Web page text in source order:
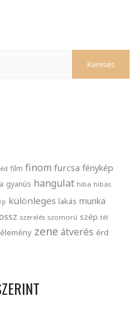
film finom furcsa fénykép
gyanús hangulat hiba hibás
különleges lakás munka
szerelés szomorú szép tél
zene átverés érd